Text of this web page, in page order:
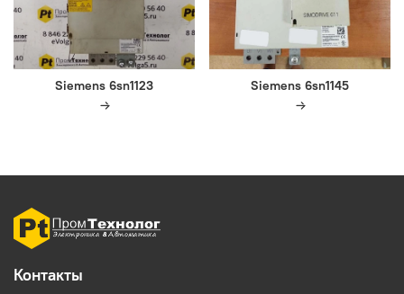
Siemens 6sn1123 Siemens 6sn1145
Контакты